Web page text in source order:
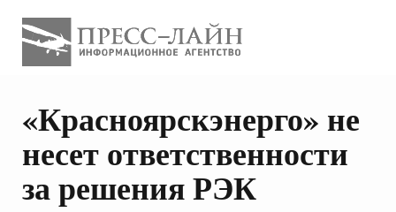
«Красноярскэнерго» не
несет ответственности
за решения РЭК